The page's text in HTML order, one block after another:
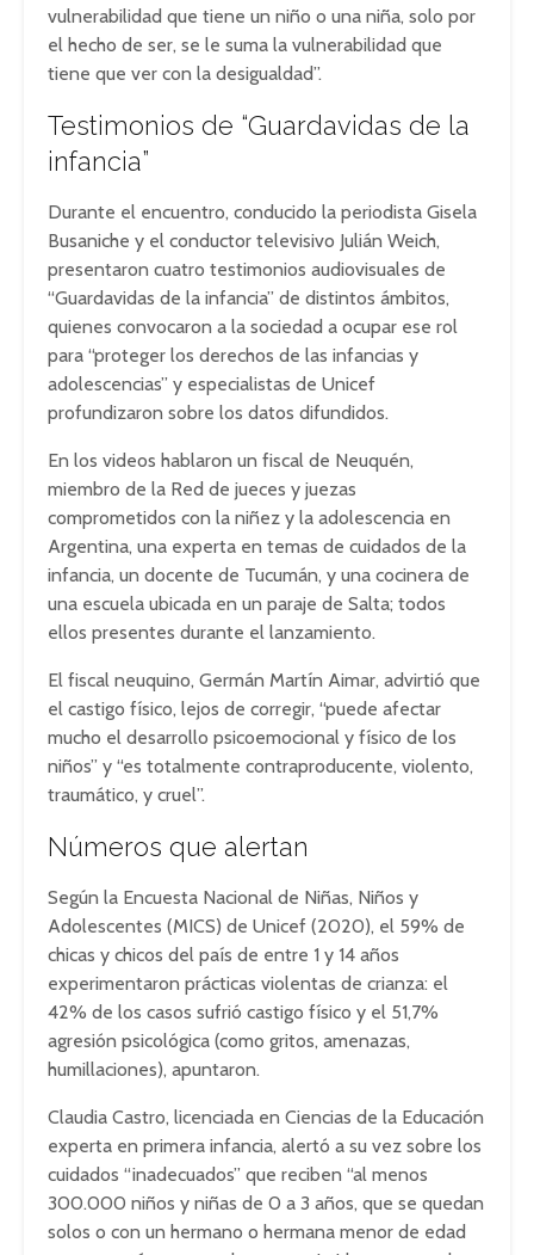
vulnerabilidad que tiene un niño o una niña, solo por
el hecho de ser, se le suma la vulnerabilidad que
tiene que ver con la desigualdad”.
Testimonios de “Guardavidas de la
infancia”
Durante el encuentro, conducido la periodista Gisela
Busaniche y el conductor televisivo Julián Weich,
presentaron cuatro testimonios audiovisuales de
“Guardavidas de la infancia” de distintos ámbitos,
quienes convocaron a la sociedad a ocupar ese rol
para “proteger los derechos de las infancias y
adolescencias” y especialistas de Unicef
profundizaron sobre los datos difundidos.
En los videos hablaron un fiscal de Neuquén,
miembro de la Red de jueces y juezas
comprometidos con la niñez y la adolescencia en
Argentina, una experta en temas de cuidados de la
infancia, un docente de Tucumán, y una cocinera de
una escuela ubicada en un paraje de Salta; todos
ellos presentes durante el lanzamiento.
El fiscal neuquino, Germán Martín Aimar, advirtió que
el castigo físico, lejos de corregir, “puede afectar
mucho el desarrollo psicoemocional y físico de los
niños” y “es totalmente contraproducente, violento,
traumático, y cruel”.
Números que alertan
Según la Encuesta Nacional de Niñas, Niños y
Adolescentes (MICS) de Unicef (2020), el 59% de
chicas y chicos del país de entre 1 y 14 años
experimentaron prácticas violentas de crianza: el
42% de los casos sufrió castigo físico y el 51,7%
agresión psicológica (como gritos, amenazas,
humillaciones), apuntaron.
Claudia Castro, licenciada en Ciencias de la Educación
experta en primera infancia, alertó a su vez sobre los
cuidados “inadecuados” que reciben “al menos
300.000 niños y niñas de 0 a 3 años, que se quedan
solos o con un hermano o hermana menor de edad